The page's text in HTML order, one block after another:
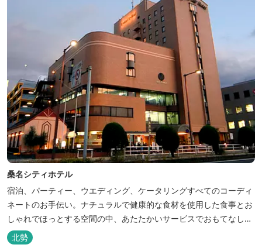
桑名シティホテル
宿泊、パーティー、ウエディング、ケータリングすべてのコーディ
ネートのお手伝い。ナチュラルで健康的な食材を使用した食事とお
しゃれでほっとする空間の中、あたたかいサービスでおもてなしい
たします。
北勢